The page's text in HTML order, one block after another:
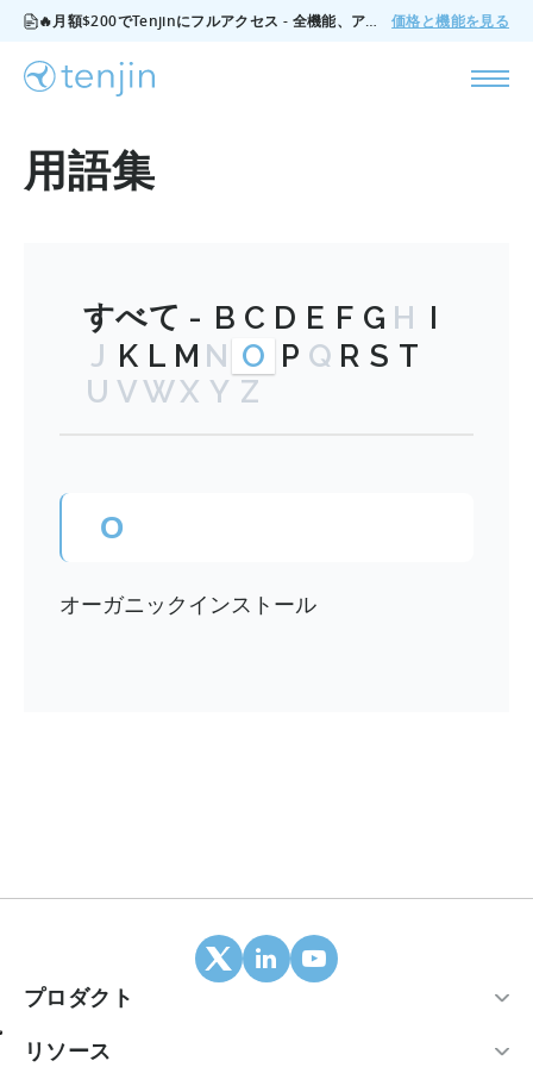
🔥月額$200でTenjinにフルアクセス - 全機能、アドオンなし、いつでもキャンセル可能。 価格と機能を見る
用語集
すべて - B C D E F G H I
J K L M N O P Q R S T
U VWX Y Z
O
オーガニックインストール
プロダクト
モバイルアトリビューション
リソース